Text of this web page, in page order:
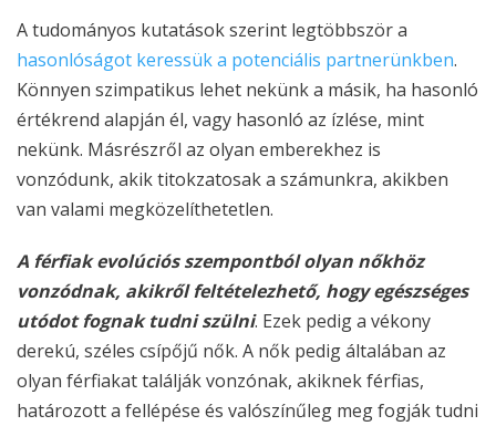
A tudományos kutatások szerint legtöbbször a
hasonlóságot keressük a potenciális partnerünkben.
Könnyen szimpatikus lehet nekünk a másik, ha hasonló
értékrend alapján él, vagy hasonló az ízlése, mint
nekünk. Másrészről az olyan emberekhez is
vonzódunk, akik titokzatosak a számunkra, akikben
van valami megközelíthetetlen.
A férfiak evolúciós szempontból olyan nőkhöz
vonzódnak, akikről feltételezhető, hogy egészséges
utódot fognak tudni szülni. Ezek pedig a vékony
derekú, széles csípőjű nők. A nők pedig általában az
olyan férfiakat találják vonzónak, akiknek férfias,
határozott a fellépése és valószínűleg meg fogják tudni